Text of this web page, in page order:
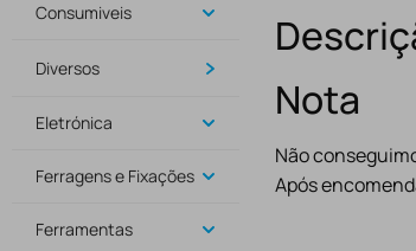
Consumiveis
Diversos
Eletrónica
Ferragens e Fixações
Ferramentas
Nota
Não
Após